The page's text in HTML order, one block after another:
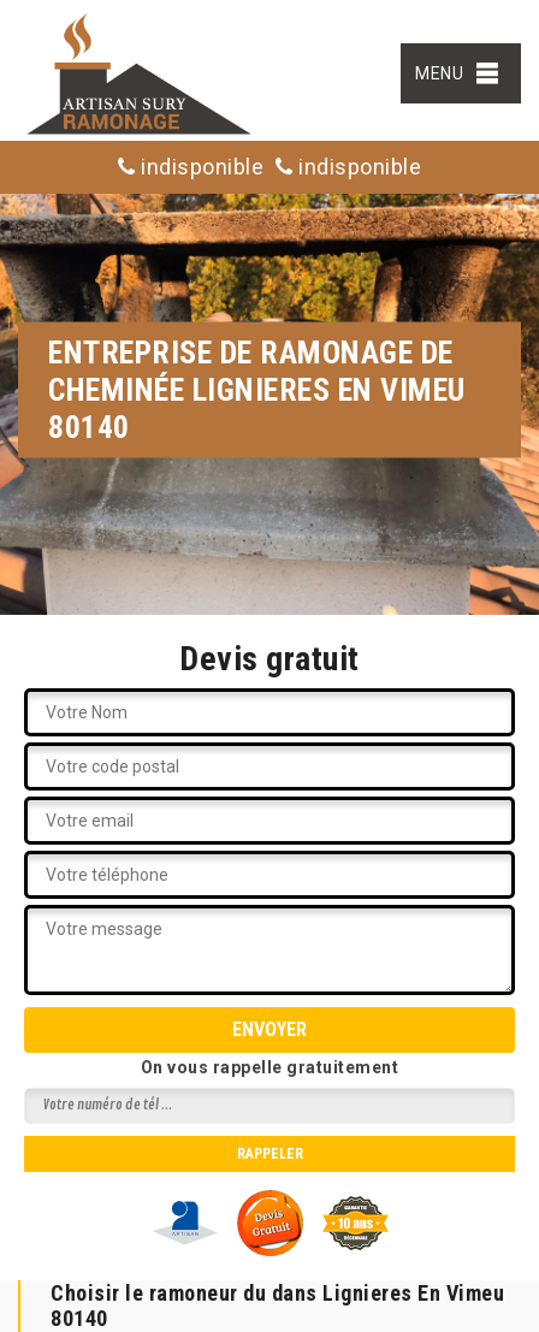
MENU
indisponible indisponible
ENTREPRISE DE RAMONAGE DE
CHEMINÉE LIGNIERES EN VIMEU
80140
Devis gratuit
On vous rappelle gratuitement
Choisir le ramoneur du dans Lignieres En Vimeu
80140